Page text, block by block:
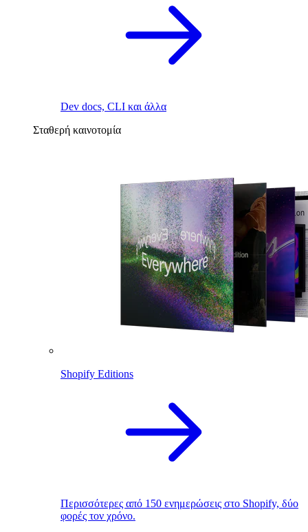
Dev docs, CLI και άλλα
Σταθερή καινοτομία
Shopify Editions
Περισσότερες από 150 ενημερώσεις στο Shopify, δύο
φορές τον χρόνο.